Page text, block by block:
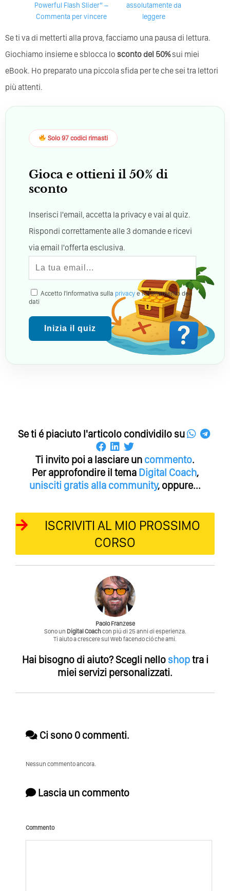
Powerful Flash Slider” –
Commenta per vincere
assolutamente da
leggere
Se ti va di metterti alla prova, facciamo una pausa di lettura.
Giochiamo insieme e sblocca lo sconto del 50%sui miei
eBook. Ho preparato una piccola sfida per te che sei tra lettori
più attenti.
Solo 97 codici rimasti
Gioca e ottieni il 50% di
sconto
Inserisci l'email, accetta la privacy e vai al quiz.
Rispondi correttamente alle 3 domande e ricevi
via email l'offerta esclusiva.
Accetto l'informativa sulla privacy e il trattamento dei
dati
Inizia il quiz
Se ti é piaciuto l'articolo condividilo su
Ti invito poi a lasciare un commento.
Per approfondire il tema Digital Coach,
unisciti gratis alla community, oppure...
ISCRIVITI AL MIO PROSSIMO
CORSO
Paolo Franzese
Sono un Digital Coachcon piú di 25 anni di esperienza.
Ti aiuto a crescere sul Web facendo ció che ami.
Hai bisogno di aiuto?Scegli nello shoptra i
miei servizi personalizzati.
Ci sono 0 commenti.
Nessun commento ancora.
Lascia un commento
Commento